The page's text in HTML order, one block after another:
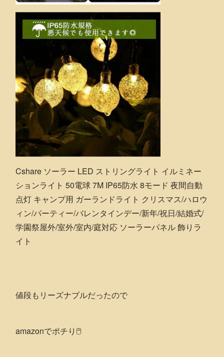
Cshare ソーラー LED ストリングライト イルミネー
ションライト 50電球 7M IP65防水 8モード 夜間自動
点灯 キャンプ用 ガーランドライト クリスマス/ハロウ
ィン/パーティー/バレンタインデー/新年/祝日/結婚式/
学園祭屋外/室外/室内/庭対応 ソーラーパネル 飾りラ
イト
値段もリーズナブルだったので
amazonでポチり🖱